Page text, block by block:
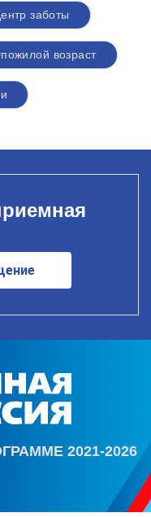
заботы
возраст
2021-2026